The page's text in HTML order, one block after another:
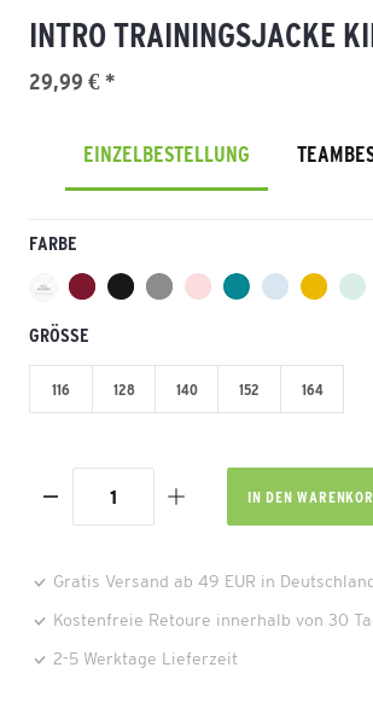
INTRO TRAININGSJACKE
29,99 € *
EINZELBESTELLUNG
FARBE
GRÖSSE
116 128 140 152 164
IN DEN
Gratis Versand ab 49 EUR in
Kostenfreie Retoure innerhalb von 30
2-5 Werktage Lieferzeit